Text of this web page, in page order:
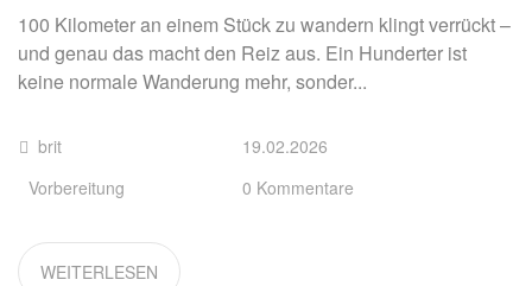
100 Kilometer an einem Stück zu wandern klingt verrückt –
und genau das macht den Reiz aus. Ein Hunderter ist
keine normale Wanderung mehr, sonder...
brit
Vorbereitung
19.02.2026
0 Kommentare
WEITERLESEN